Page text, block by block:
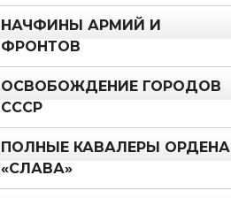
НАЧФИНЫ АРМИЙ И
ФРОНТОВ
ОСВОБОЖДЕНИЕ ГОРОДОВ
СССР
ПОЛНЫЕ КАВАЛЕРЫ ОРДЕНА
«СЛАВА»